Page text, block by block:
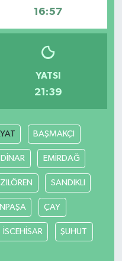
16:57
YATSI
21:39
BAŞMAKÇI
DİNAR EMİRDAĞ
SANDIKLI
ÇAY
İSCEHİSAR ŞUHUT